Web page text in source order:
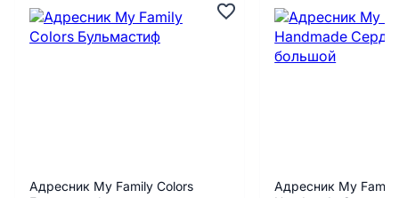
Адресник My Family Colors
Адресник My